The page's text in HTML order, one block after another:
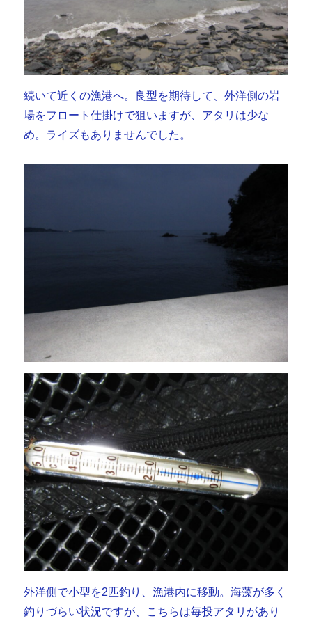
続いて近くの漁港へ。良型を期待して、外洋側の岩
場をフロート仕掛けで狙いますが、アタリは少な
め。ライズもありませんでした。
外洋側で小型を2匹釣り、漁港内に移動。海藻が多く
釣りづらい状況ですが、こちらは毎投アタリがあり